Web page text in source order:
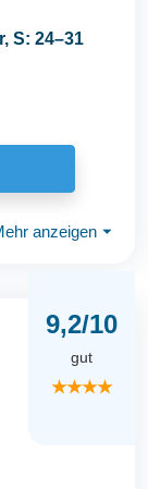
S: 24–31
anzeigen ⏷
9,2/10
gut
★★★★